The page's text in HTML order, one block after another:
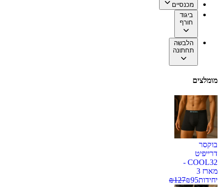
מכנסיים
ביגוד
חורף
הלבשה
תחתונה
מומלצים
בוקסר
דרייפיט
COOL32 -
מארז 3
יחידות
₪95
₪127